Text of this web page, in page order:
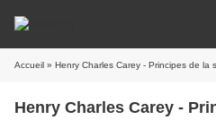
Accueil » Henry Charles Carey - Principes de la
Henry Charles Carey -